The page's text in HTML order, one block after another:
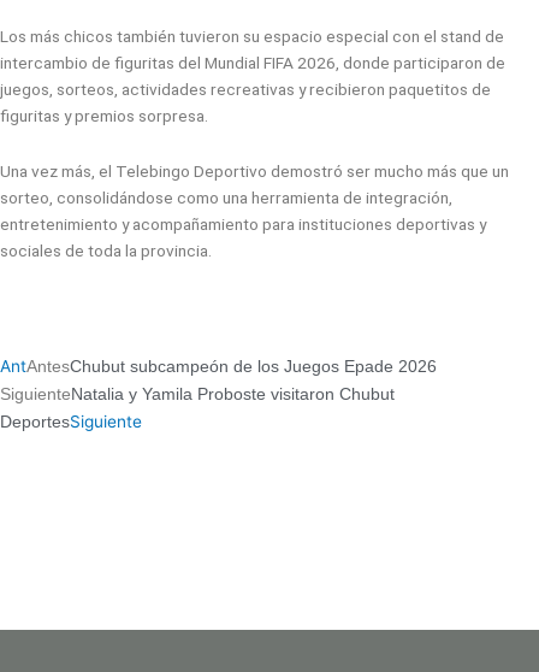
Los más chicos también tuvieron su espacio especial con el stand de
intercambio de figuritas del Mundial FIFA 2026, donde participaron de
juegos, sorteos, actividades recreativas y recibieron paquetitos de
figuritas y premios sorpresa.
Una vez más, el Telebingo Deportivo demostró ser mucho más que un
sorteo, consolidándose como una herramienta de integración,
entretenimiento y acompañamiento para instituciones deportivas y
sociales de toda la provincia.
AntAntesChubut subcampeón de los Juegos Epade 2026
Siguiente Natalia y Yamila Proboste visitaron Chubut
DeportesSiguiente